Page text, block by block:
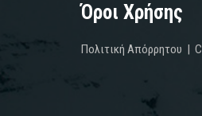
Όροι Χρήσης
Πολιτική Απόρρητου |